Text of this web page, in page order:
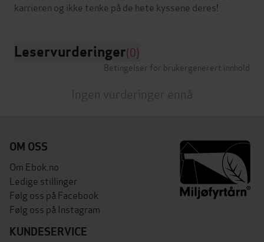
Leservurderinger(0)
Betingelser for brukergenerert innhold
Ingen vurderinger ennå
OM OSS
Om Ebok.no
Ledige stillinger
Følg oss på Facebook
Følg oss på Instagram
KUNDESERVICE